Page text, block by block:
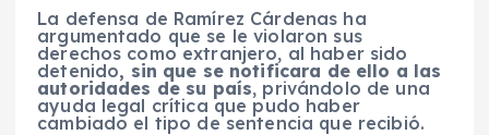
La defensa de Ramírez Cárdenas ha
argumentado que se le violaron sus
derechos como extranjero, al haber sido
detenido, sin que se notificara de ello a las
autoridades de su país, privándolo de una
ayuda legal crítica que pudo haber
cambiado el tipo de sentencia que recibió.